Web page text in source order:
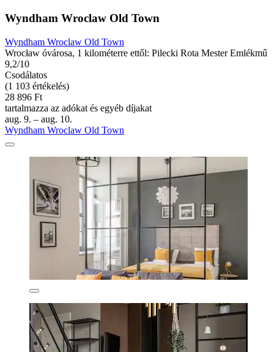
Wyndham Wroclaw Old Town
Wyndham Wroclaw Old Town
Wrocław óvárosa, 1 kilométerre ettől: Pilecki Rota Mester Emlékmű
9,2/10
Csodálatos
(1 103 értékelés)
28 896 Ft
tartalmazza az adókat és egyéb díjakat
aug. 9. – aug. 10.
Wyndham Wroclaw Old Town